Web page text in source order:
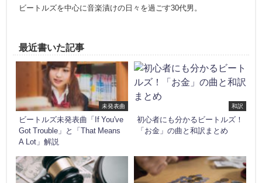
ビートルズを中心に音楽漬けの日々を過ごす30代男。
最近書いた記事
未発表曲
ビートルズ未発表曲「If You've
Got Trouble」と「That Means
A Lot」解説
和訳
初心者にも分かるビートルズ！
「お金」の曲と和訳まとめ